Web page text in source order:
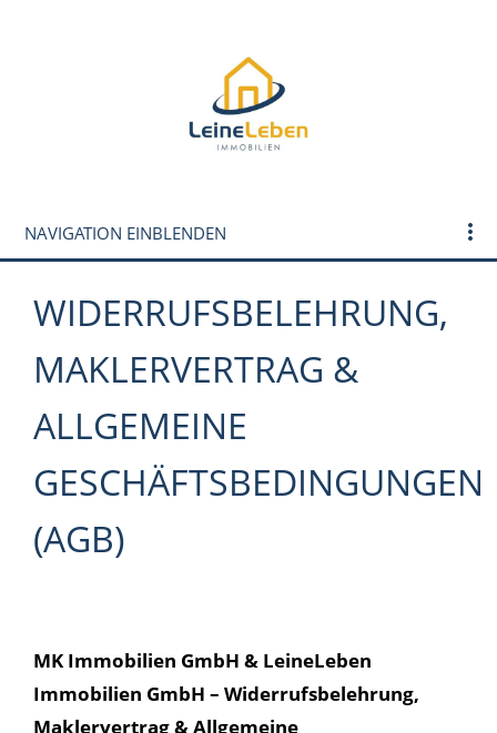
NAVIGATION EINBLENDEN
WIDERRUFSBELEHRUNG,
MAKLERVERTRAG &
ALLGEMEINE
GESCHÄFTSBEDINGUNGEN
(AGB)
MK Immobilien GmbH & LeineLeben
Immobilien GmbH – Widerrufsbelehrung,
Maklervertrag & Allgemeine